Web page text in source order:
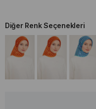
Diğer Renk Seçenekleri